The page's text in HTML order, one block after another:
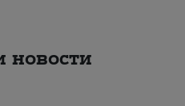
новости